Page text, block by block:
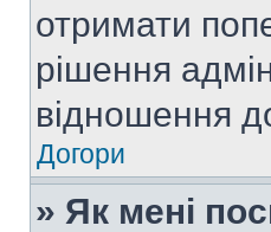
отримати
рішення
відношення
Догори
» Як мені